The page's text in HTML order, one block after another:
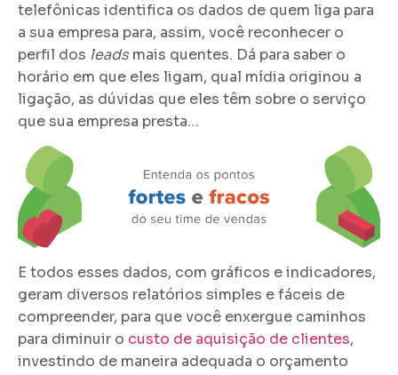
telefônicas identifica os dados de quem liga para
a sua empresa para, assim, você reconhecer o
perfil dos leads mais quentes. Dá para saber o
horário em que eles ligam, qual mídia originou a
ligação, as dúvidas que eles têm sobre o serviço
que sua empresa presta…
E todos esses dados, com gráficos e indicadores,
geram diversos relatórios simples e fáceis de
compreender, para que você enxergue caminhos
para diminuir o custo de aquisição de clientes,
investindo de maneira adequada o orçamento